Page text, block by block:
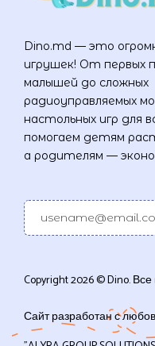
Dino.md — это
игрушек! От первых
малышей до сложных
радиоуправляемых
настольных игр для
помогаем детям
а родителям —
Copyright 2026 © Dino.
Сайт разработан с